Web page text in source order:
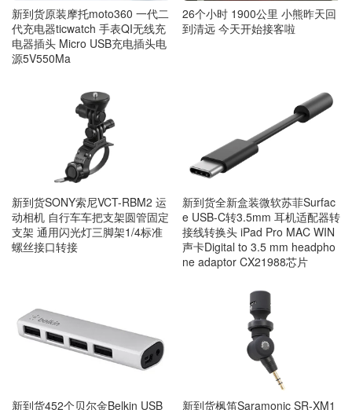
新到货原装摩托moto360 一代二
代充电器ticwatch 手表QI无线充
电器插头 Micro USB充电插头电
源5V550Ma
26个小时 1900公里 小熊昨天回
到清远 今天开始接客啦
新到货SONY索尼VCT-RBM2 运
动相机 自行车车把支架圆管固定
支架 通用闪光灯三脚架1/4标准
螺丝接口转接
新到货全新盒装微软苏菲Surfac
e USB-C转3.5mm 耳机适配器转
接线转换头 iPad Pro MAC WIN
声卡Digital to 3.5 mm headpho
ne adaptor CX21988芯片
新到货452个贝尔金Belkin USB
新到货枫笛Saramonic SR-XM1